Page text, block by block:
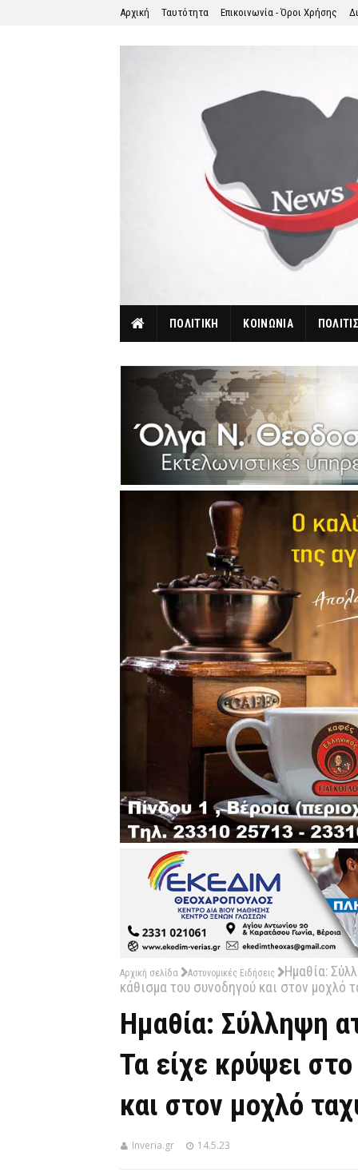
Αρχική Ταυτότητα Επικοινωνία - Όροι Χρήσης
ΠΟΛΙΤΙΚΗ ΚΟΙΝΩΝΙΑ
Αρχική σελίδα Αστυνομικές Ειδήσεις
Ημαθία:
κάθισμα του συνοδηγού και στον μοχλό
Ημαθία: Σύλληψη
Τα είχε κρύψει
και στον μοχλό
Inveria.gr 14.5.23